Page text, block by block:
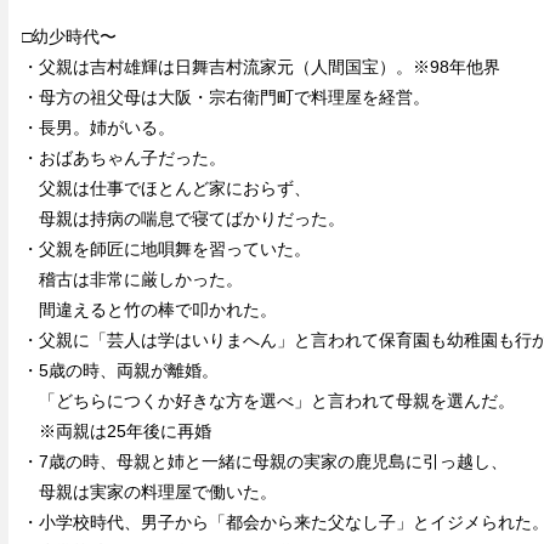
□幼少時代〜
・父親は吉村雄輝は日舞吉村流家元（人間国宝）。※98年他界
・母方の祖父母は大阪・宗右衛門町で料理屋を経営。
・長男。姉がいる。
・おばあちゃん子だった。
父親は仕事でほとんど家におらず、
母親は持病の喘息で寝てばかりだった。
・父親を師匠に地唄舞を習っていた。
稽古は非常に厳しかった。
間違えると竹の棒で叩かれた。
・父親に「芸人は学はいりまへん」と言われて保育園も幼稚園も行
・5歳の時、両親が離婚。
「どちらにつくか好きな方を選べ」と言われて母親を選んだ。
※両親は25年後に再婚
・7歳の時、母親と姉と一緒に母親の実家の鹿児島に引っ越し、
母親は実家の料理屋で働いた。
・小学校時代、男子から「都会から来た父なし子」とイジメられた。